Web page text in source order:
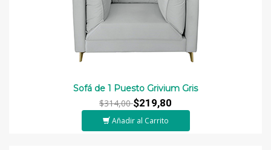
Sofá de 1 Puesto Grivium Gris
$314,00$219,80
Añadir al Carrito